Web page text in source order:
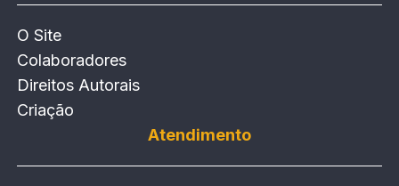
O Site
Colaboradores
Direitos Autorais
Criação
Atendimento